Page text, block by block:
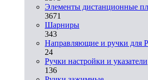
Элементы дистанционные
3671
Шарниры
343
Направляющие и ручки для
24
Ручки настройки и указатели
136